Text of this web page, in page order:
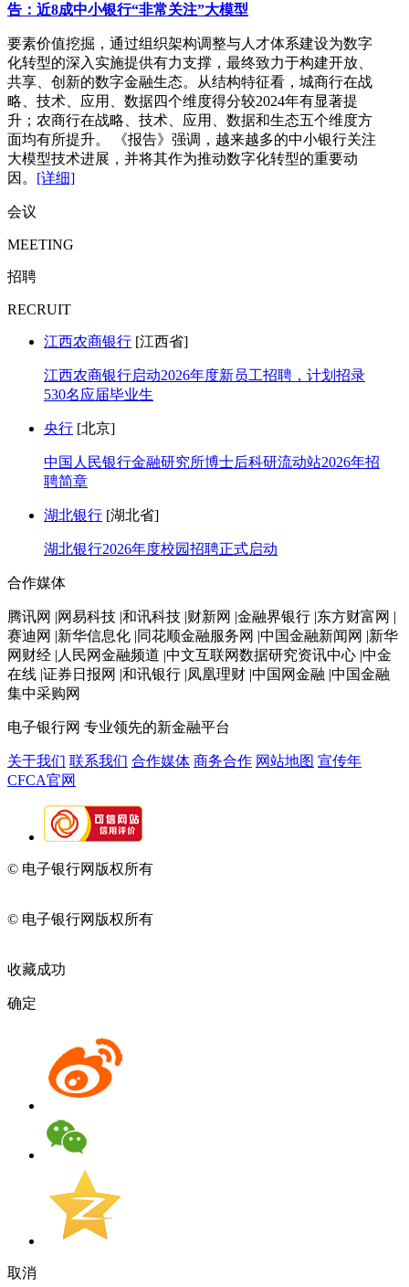
告：近8成中小银行“非常关注”大模型
要素价值挖掘，通过组织架构调整与人才体系建设为数字
化转型的深入实施提供有力支撑，最终致力于构建开放、
共享、创新的数字金融生态。从结构特征看，城商行在战
略、技术、应用、数据四个维度得分较2024年有显著提
升；农商行在战略、技术、应用、数据和生态五个维度方
面均有所提升。 《报告》强调，越来越多的中小银行关注
大模型技术进展，并将其作为推动数字化转型的重要动
因。 [详细]
会议
MEETING
招聘
RECRUIT
江西农商银行 [江西省]
江西农商银行启动2026年度新员工招聘，计划招录
530名应届毕业生
央行 [北京]
中国人民银行金融研究所博士后科研流动站2026年招
聘简章
湖北银行 [湖北省]
湖北银行2026年度校园招聘正式启动
合作媒体
腾讯网 |网易科技 |和讯科技 |财新网 |金融界银行 |东方财富网 |
赛迪网 |新华信息化 |同花顺金融服务网 |中国金融新闻网 |新华
网财经 |人民网金融频道 |中文互联网数据研究资讯中心 |中金
在线 |证券日报网 |和讯银行 |凤凰理财 |中国网金融 |中国金融
集中采购网
电子银行网 专业领先的新金融平台
关于我们 联系我们 合作媒体 商务合作 网站地图 宣传年
CFCA官网
© 电子银行网版权所有
© 电子银行网版权所有
收藏成功
确定
取消